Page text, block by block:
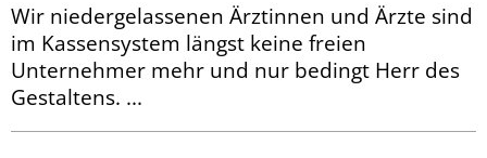
Wir niedergelassenen Ärztinnen und Ärzte sind
im Kassensystem längst keine freien
Unternehmer mehr und nur bedingt Herr des
Gestaltens. ...